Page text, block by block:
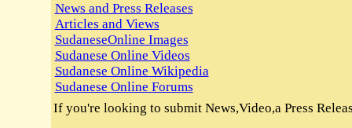
News and Press Releases
Articles and Views
SudaneseOnline Images
Sudanese Online Videos
Sudanese Online Wikipedia
Sudanese Online Forums
If you're looking to submit News,Video,a Press